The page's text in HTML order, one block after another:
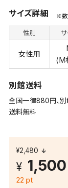
サイズ詳細 ※数
性別
女性用
サ
(M
別館送料
全国一律880円、
送料無料
¥2,480
1,500
22 pt